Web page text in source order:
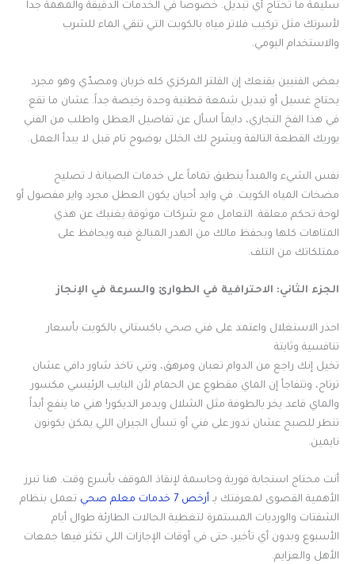
سليمة ما تحتاج أي تبديل. خصوصاً في الخدمات الدقيقة والمهمة جداً
لأسرتك مثل تركيب فلاتر مياه بالكويت التي تنقي الماء للشرب
والاستخدام اليومي.
بعض الفنيين يقنعك إن الفلتر المركزي كله خربان ومصدّي وهو مجرد
يحتاج غسيل أو تبديل شمعة قطنية وحدة رخيصة جداً. عشان ما تقع
في هذا الفخ التجاري، دايماً اسأل عن تفاصيل العطل واطلب من الفني
يوريك القطعة التالفة ويشرح لك الخلل بوضوح تام قبل لا يبدأ العمل.
نفس الشيء والمبدأ ينطبق تماماً على خدمات الصيانة لـ تصليح
مضخات المياه الكويت. في وايد أحيان يكون العطل مجرد واير مفصول أو
لوحة تحكم معلقة. التعامل مع شركات موثوقة يغنيك عن هذي
المتاهات كلها ويحفظ مالك من الهدر المبالغ فيه ويحافظ على
ممتلكاتك من التلف.
الجزء الثاني: الاحترافية في الطوارئ والسرعة في الإنجاز
احذر الاستغلال واعتمد على فني صحي باكستاني بالكويت بأسعار
تنافسية وثابتة
تخيل إنك راجع من الدوام تعبان ومرهق، وتبي تاخذ شاور دافي عشان
ترتاح، وتتفاجأ إن الماي مقطوع عن الحمام لأن البايب الرئيسي مكسور
والماي قاعد يخر بالطوفة مثل الشلال ويدمر الديكور! هني ما ينفع أبداً
تنطر للصبح عشان تدور على فني أو تسأل الجيران اللي يمكن يكونون
نايمين.
أنت محتاج استجابة فورية وحاسمة لإنقاذ الموقف بأسرع وقت. هنا تبرز
الأهمية القصوى لمعرفتك بـ أرخص 7 خدمات معلم صحي
تعمل بنظام
الشفتات والورديات المستمرة لتغطية الحالات الطارئة طوال أيام
الأسبوع وبدون أي تأخير، حتى في أوقات الإجازات اللي تكثر فيها جمعات
الأهل والعزايم.